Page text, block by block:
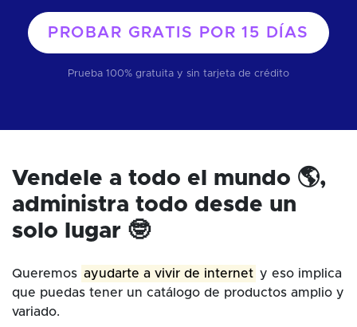
PROBAR GRATIS POR15 DÍAS
Prueba 100% gratuita y sin tarjeta de crédito
Vendele a todo el mundo 🌎,
administra todo desde un
solo lugar 🤓
Queremos ayudarte a vivir de internet y eso implica
que puedas tener un catálogo de productos amplio y
variado.